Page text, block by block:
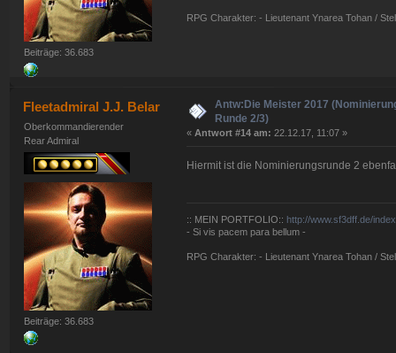
Beiträge: 36.683
RPG Charakter: - Lieutenant Ynarea Tohan /
Fleetadmiral J.J. Belar
Oberkommandierender
Rear Admiral
Beiträge: 36.683
Antw:Die Meister 2017
Runde 2/3)
« Antwort #14 am: 22.12.17, 11:07 »
Hiermit ist die Nominierungsrunde 2
:: MEIN PORTFOLIO:: http://www.sf3dff.de/
- Si vis pacem para bellum -
RPG Charakter: - Lieutenant Ynarea Tohan /